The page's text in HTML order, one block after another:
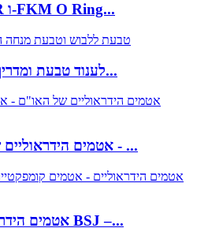
חומר NBR ו-FKM O Ring...
לענוד טבעת ומדריך הידראולי...
אטמים הידראוליים של האו"ם - ...
אטמים הידראוליים של BSJ –...